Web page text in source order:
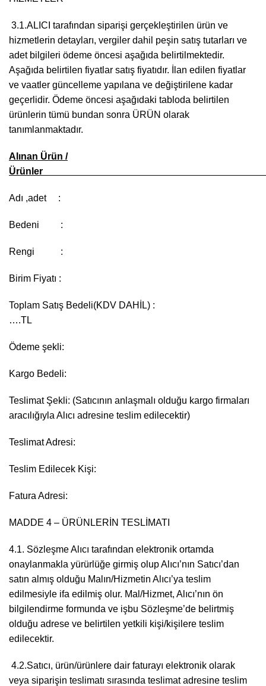
3.1.ALICI tarafından siparişi gerçekleştirilen ürün ve
hizmetlerin detayları, vergiler dahil peşin satış tutarları ve
adet bilgileri ödeme öncesi aşağıda belirtilmektedir.
Aşağıda belirtilen fiyatlar satış fiyatıdır. İlan edilen fiyatlar
ve vaatler güncelleme yapılana ve değiştirilene kadar
geçerlidir. Ödeme öncesi aşağıdaki tabloda belirtilen
ürünlerin tümü bundan sonra ÜRÜN olarak
Alınan Ürün /
Adı ,adet :
Bedeni :
Rengi :
Birim Fiyatı :
Toplam Satış Bedeli(KDV DAHİL) :
Ödeme şekli:
Kargo Bedeli:
Teslimat Şekli: (Satıcının anlaşmalı olduğu kargo firmaları
aracılığıyla Alıcı adresine teslim edilecektir)
Teslimat Adresi:
Teslim Edilecek Kişi:
Fatura Adresi:
MADDE 4 – ÜRÜNLERİN TESLİMATI
4.1. Sözleşme Alıcı tarafından elektronik ortamda
onaylanmakla yürürlüğe girmiş olup Alıcı’nın Satıcı’dan
satın almış olduğu Malın/Hizmetin Alıcı’ya teslim
edilmesiyle ifa edilmiş olur. Mal/Hizmet, Alıcı’nın ön
bilgilendirme formunda ve işbu Sözleşme’de belirtmiş
olduğu adrese ve belirtilen yetkili kişi/kişilere teslim
edilecektir.
4.2.Satıcı, ürün/ürünlere dair faturayı elektronik olarak
veya siparişin teslimatı sırasında teslimat adresine teslim